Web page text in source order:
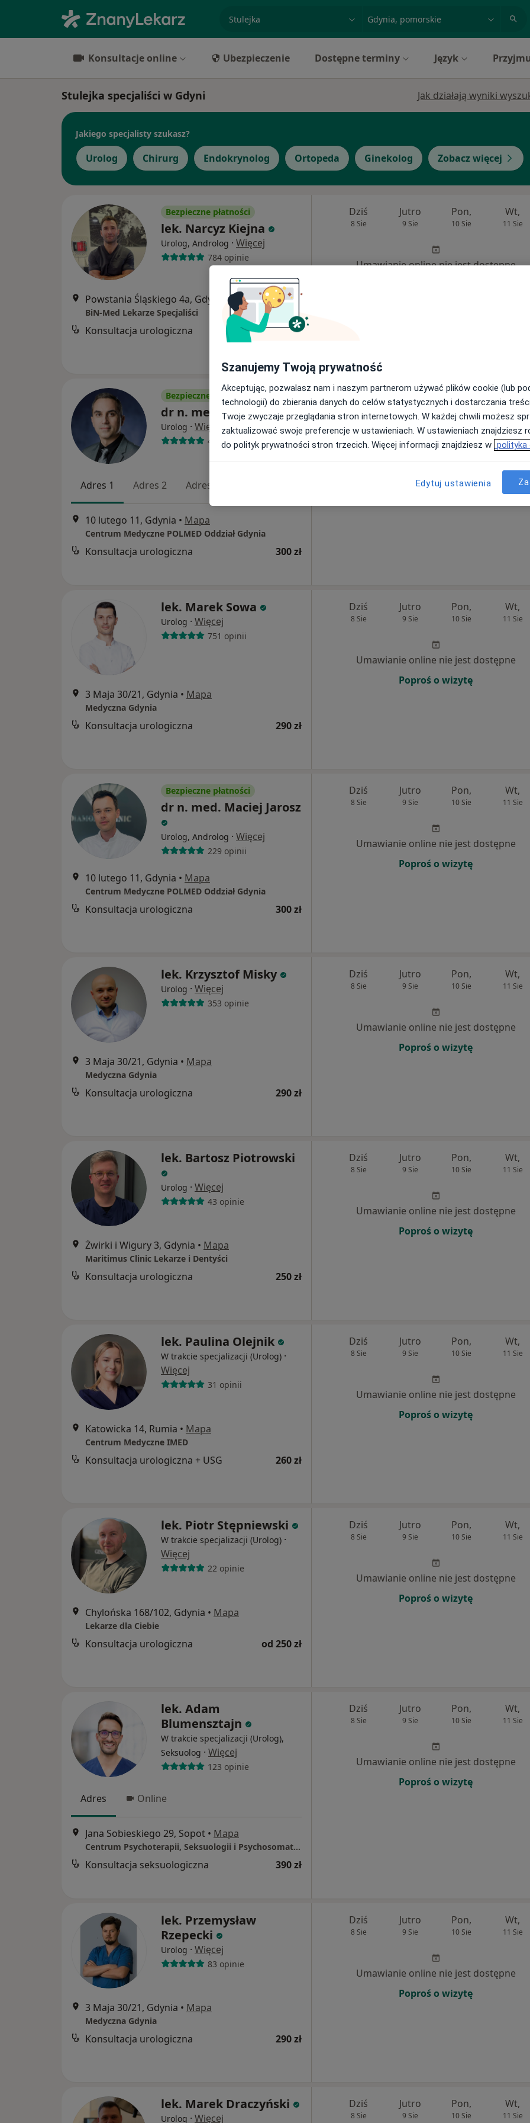
Konsultacje online Ubezpieczenie Dostępne terminy Język
Stulejka specjaliści w Gdyni Jak działają wyniki
Jakiego specjalisty szukasz?
Urolog Chirurg Endokrynolog Ortopeda Ginekolog Zobacz więcej
Bezpieczne płatności
lek. Narcyz Kiejna
Urolog, Androlog · Więcej
784 opinie
Powstania Śląskiego 4a, Gdynia • Mapa
BiN-Med Lekarze Specjaliści
Konsultacja urologiczna od 300 zł
Dziś
8 Sie
Jutro
9 Sie
Pon,
10 Sie
Wt,
11 Sie
Umawianie online nie jest dostępne
Bezpieczne płatności
dr n. med. Jakub Kłącz
Urolog · Więcej
431 opinii
Adres 1 Adres 2 Adres 3
10 lutego 11, Gdynia • Mapa
Centrum Medyczne POLMED Oddział Gdynia
Konsultacja urologiczna 300 zł
Dziś
8 Sie
Jutro
9 Sie
Pon,
10 Sie
Wt,
11 Sie
Umawianie online nie jest dostępne
lek. Marek Sowa
Urolog · Więcej
751 opinii
3 Maja 30/21, Gdynia • Mapa
Medyczna Gdynia
Konsultacja urologiczna 290 zł
Dziś
8 Sie
Jutro
9 Sie
Pon,
10 Sie
Wt,
11 Sie
Umawianie online nie jest dostępne
Poproś o wizytę
Bezpieczne płatności
dr n. med. Maciej Jarosz
Urolog, Androlog · Więcej
229 opinii
10 lutego 11, Gdynia • Mapa
Centrum Medyczne POLMED Oddział Gdynia
Konsultacja urologiczna 300 zł
Dziś
8 Sie
Jutro
9 Sie
Pon,
10 Sie
Wt,
11 Sie
Umawianie online nie jest dostępne
Poproś o wizytę
lek. Krzysztof Misky
Urolog · Więcej
353 opinie
3 Maja 30/21, Gdynia • Mapa
Medyczna Gdynia
Konsultacja urologiczna 290 zł
Dziś
8 Sie
Jutro
9 Sie
Pon,
10 Sie
Wt,
11 Sie
Umawianie online nie jest dostępne
Poproś o wizytę
lek. Bartosz Piotrowski
Urolog · Więcej
43 opinie
Żwirki i Wigury 3, Gdynia • Mapa
Maritimus Clinic Lekarze i Dentyści
Konsultacja urologiczna 250 zł
Dziś
8 Sie
Jutro
9 Sie
Pon,
10 Sie
Wt,
11 Sie
Umawianie online nie jest dostępne
Poproś o wizytę
lek. Paulina Olejnik
W trakcie specjalizacji (Urolog) ·
Więcej
31 opinii
Katowicka 14, Rumia • Mapa
Centrum Medyczne IMED
Konsultacja urologiczna + USG 260 zł
Dziś
8 Sie
Jutro
9 Sie
Pon,
10 Sie
Wt,
11 Sie
Umawianie online nie jest dostępne
Poproś o wizytę
lek. Piotr Stępniewski
W trakcie specjalizacji (Urolog) ·
Więcej
22 opinie
Chylońska 168/102, Gdynia • Mapa
Lekarze dla Ciebie
Konsultacja urologiczna od 250 zł
Dziś
8 Sie
Jutro
9 Sie
Pon,
10 Sie
Wt,
11 Sie
Umawianie online nie jest dostępne
Poproś o wizytę
lek. Adam
Blumensztajn
W trakcie specjalizacji (Urolog),
Seksuolog · Więcej
123 opinie
Adres Online
Jana Sobieskiego 29, Sopot • Mapa
Centrum Psychoterapii, Seksuologii i Psychosomatyki (Mental Path Sopot)
Konsultacja seksuologiczna 390 zł
Dziś
8 Sie
Jutro
9 Sie
Pon,
10 Sie
Wt,
11 Sie
Umawianie online nie jest dostępne
Poproś o wizytę
lek. Przemysław
Rzepecki
Urolog · Więcej
83 opinie
3 Maja 30/21, Gdynia • Mapa
Medyczna Gdynia
Konsultacja urologiczna 290 zł
Dziś
8 Sie
Jutro
9 Sie
Pon,
10 Sie
Wt,
11 Sie
Umawianie online nie jest dostępne
Poproś o wizytę
lek. Marek Draczyński
Urolog · Więcej
Dziś
8 Sie
Jutro
9 Sie
Pon,
10 Sie
Wt,
11 Sie
Szanujemy Twoją prywatność
Akceptując, pozwalasz nam i naszym partnerom używać plików cookie (lub
technologii) do zbierania danych do celów statystycznych i dostarczania
Twoje zwyczaje przeglądania stron internetowych. W każdej chwili możesz
zaktualizować swoje preferencje w ustawieniach. W ustawieniach znajdziesz
do polityk prywatności stron trzecich. Więcej informacji znajdziesz w polityka
Edytuj ustawienia